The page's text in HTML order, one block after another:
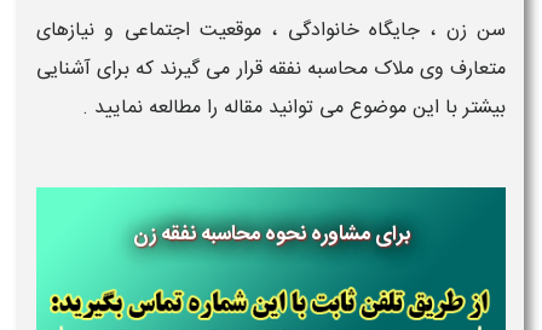
سن زن ، جایگاه خانوادگی ، موقعیت اجتماعی و نیازهای
متعارف وی ملاک محاسبه نفقه قرار می گیرند که برای آشنایی
بیشتر با این موضوع می توانید مقاله را مطالعه نمایید .
برای مشاوره نحوه محاسبه نفقه زن